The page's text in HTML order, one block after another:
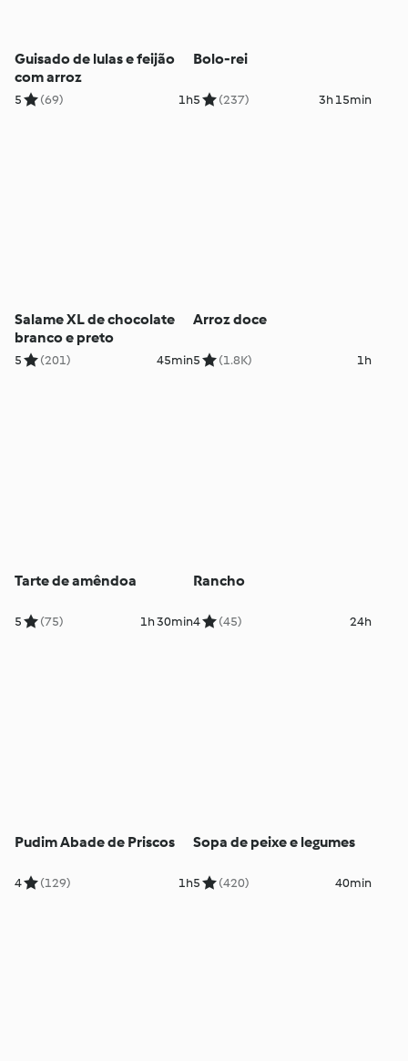
Guisado de lulas e feijão
com arroz
5 (69) 1h
Bolo-rei
5 (237) 3h 15min
Salame XL de chocolate
branco e preto
5 (201) 45min
Arroz doce
5 (1.8K) 1h
Tarte de amêndoa
5 (75) 1h 30min
Rancho
4 (45) 24h
Pudim Abade de Priscos
4 (129) 1h
Sopa de peixe e legumes
5 (420) 40min